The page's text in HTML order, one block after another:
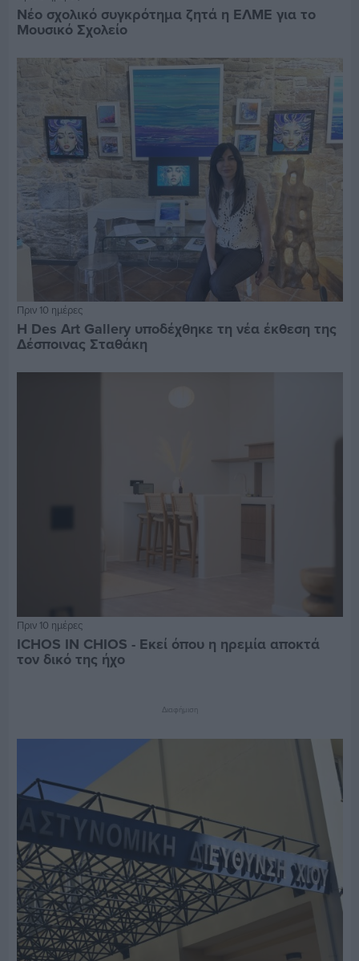
Νέο σχολικό συγκρότημα ζητά η ΕΛΜΕ για το
Μουσικό Σχολείο
Πριν 10 ημέρες
Η Des Art Gallery υποδέχθηκε τη νέα έκθεση της
Δέσποινας Σταθάκη
Πριν 10 ημέρες
ICHOS IN CHIOS - Εκεί όπου η ηρεμία αποκτά
τον δικό της ήχο
Διαφήμιση